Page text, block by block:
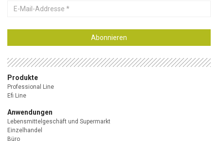
Abonnieren
Produkte
Professional Line
Efi Line
Anwendungen
Lebensmittelgeschäft und Supermarkt
Einzelhandel
Büro